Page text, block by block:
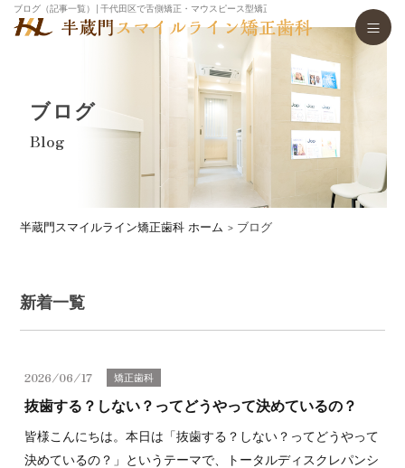
ブログ（記事一覧）│千代田区で舌側矯正・マウスピース型矯正歯科装置（インビザライン）
ブログ
Blog
半蔵門スマイルライン矯正歯科 ホーム ブログ
新着一覧
2026/06/17 矯正歯科
抜歯する？しない？ってどうやって決めているの？
皆様こんにちは。本日は「抜歯する？しない？ってどうやって
決めているの？」というテーマで、トータルディスクレパンシ